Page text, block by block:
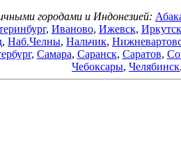
городами и Индонезией:
, Иваново, Ижевск, Иркутск
, Наб.Челны, Нальчик,
, Самара, Саранск, Саратов,
Чебоксары, Челябинск,